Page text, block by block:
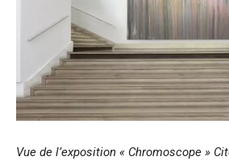
Vue de l’exposition « Chromoscope »